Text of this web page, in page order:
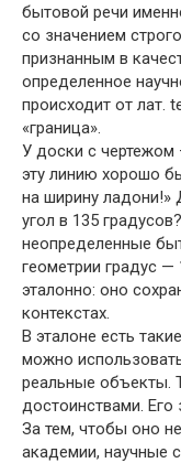
бытовой речи
со значением
признанным в
определенное
происходит от лат.
«граница».
У доски с чертежом
эту линию хорошо
на ширину ладони!»
угол в 135
неопределенные
геометрии градус —
эталонно: оно
контекстах.
В эталоне есть
можно
реальные объекты.
достоинствами. Его
За тем, чтобы оно
академии, научные